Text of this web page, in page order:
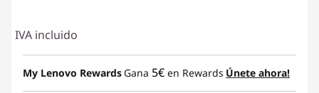
IVA incluido
My Lenovo Rewards Gana 5€ en Rewards Únete ahora!